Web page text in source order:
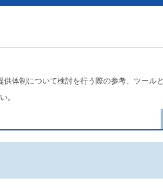
体制について検討を行う際の参考、ツール
。